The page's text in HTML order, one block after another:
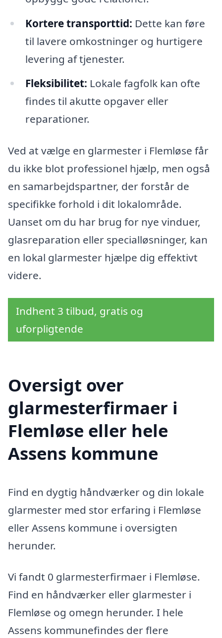
Kortere transporttid: Dette kan føre
til lavere omkostninger og hurtigere
levering af tjenester.
Fleksibilitet: Lokale fagfolk kan ofte
findes til akutte opgaver eller
reparationer.
Ved at vælge en glarmester i Flemløse får
du ikke blot professionel hjælp, men også
en samarbejdspartner, der forstår de
specifikke forhold i dit lokalområde.
Uanset om du har brug for nye vinduer,
glasreparation eller specialløsninger, kan
en lokal glarmester hjælpe dig effektivt
videre.
Indhent 3 tilbud, gratis og
uforpligtende
Oversigt over
glarmesterfirmaer i
Flemløse eller hele
Assens kommune
Find en dygtig håndværker og din lokale
glarmester med stor erfaring i Flemløse
eller Assens kommune i oversigten
herunder.
Vi fandt 0 glarmesterfirmaer i Flemløse.
Find en håndværker eller glarmester i
Flemløse og omegn herunder. I hele
Assens kommunefindes der flere